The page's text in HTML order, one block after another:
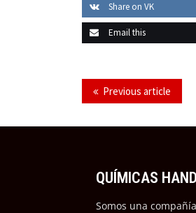
Share on VK
Email this
Previous article
QUÍMICAS
Somos una